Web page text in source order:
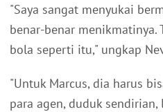
"Saya sangat menyukai
benar-benar menikmatinya.
bola seperti itu," ungkap
"Untuk Marcus, dia harus
para agen, duduk